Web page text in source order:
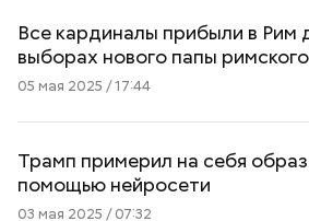
Все кардиналы прибыли в Рим
выборах нового папы римского
05 мая 2025 / 17:44
Трамп примерил на себя
помощью нейросети
03 мая 2025 / 07:32